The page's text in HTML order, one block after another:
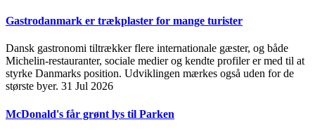
Gastrodanmark er trækplaster for mange turister
Dansk gastronomi tiltrækker flere internationale gæster, og både
Michelin-restauranter, sociale medier og kendte profiler er med til at
styrke Danmarks position. Udviklingen mærkes også uden for de
største byer. 31 Jul 2026
McDonald's får grønt lys til Parken